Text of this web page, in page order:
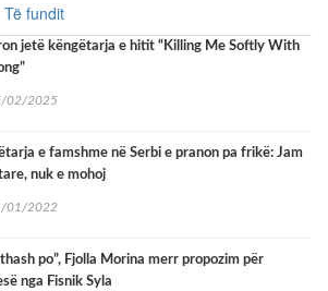
Të fundit
jetë këngëtarja e hitit “Killing Me Softly With
02/2025
e famshme në Serbi e pranon pa frikë: Jam
nuk e mohoj
01/2022
po”, Fjolla Morina merr propozim për
nga Fisnik Syla